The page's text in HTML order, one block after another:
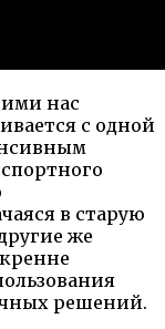
нас
с одной
в старую
же
решений.